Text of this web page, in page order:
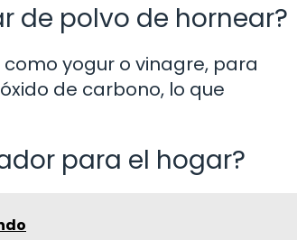
de polvo de hornear?
yogur o vinagre, para
de carbono, lo que
para el hogar?